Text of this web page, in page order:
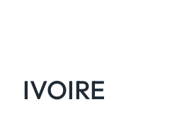
IVOIRE